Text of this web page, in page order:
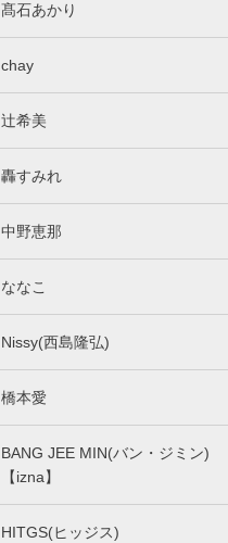
髙石あかり
chay
辻希美
轟すみれ
中野恵那
ななこ
Nissy(西島隆弘)
橋本愛
BANG JEE MIN(バン・ジミン)
【izna】
HITGS(ヒッジス)